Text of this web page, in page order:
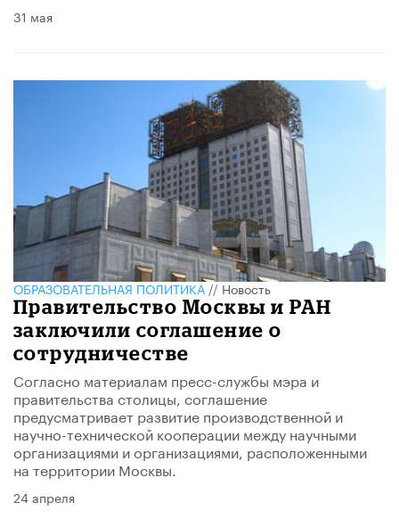
31 мая
ОБРАЗОВАТЕЛЬНАЯ ПОЛИТИКА//Новость
Правительство Москвы и РАН
заключили соглашение о
сотрудничестве
Согласно материалам пресс-службы мэра и
правительства столицы, соглашение
предусматривает развитие производственной и
научно-технической кооперации между научными
организациями и организациями, расположенными
на территории Москвы.
24 апреля